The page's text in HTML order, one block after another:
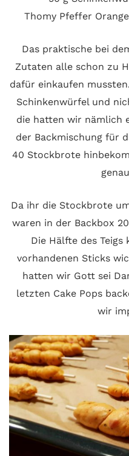
Thomy Pfeffer
Das praktische bei
Zutaten alle schon zu
dafür einkaufen
Schinkenwürfel und
die hatten wir nämlich
der Backmischung für
40 Stockbrote
Da ihr die Stockbrote
waren in der Backbox
Die Hälfte des
vorhandenen Sticks
hatten wir Gott sei
letzten Cake Pops
wir